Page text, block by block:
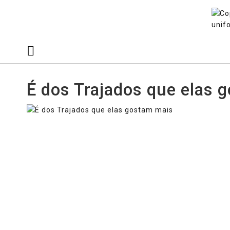
É dos Trajados que elas